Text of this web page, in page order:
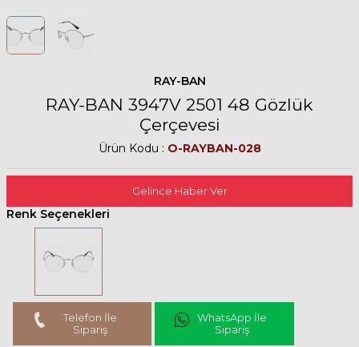
RAY-BAN
RAY-BAN 3947V 2501 48 Gözlük
Çerçevesi
Ürün Kodu : O-RAYBAN-028
Gelince Haber Ver
Renk Seçenekleri
Telefon İle
Sipariş
WhatsApp İle
Sipariş